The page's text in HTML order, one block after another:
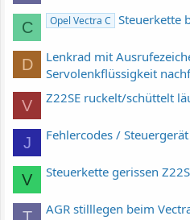
C Opel Vectra C Steuerkette
D
Lenkrad mit
Servolenkflüssigkeit
V Z22SE ruckelt/schüttelt
J Fehlercodes / Steuergerät
V Steuerkette gerissen
AGR stilllegen beim